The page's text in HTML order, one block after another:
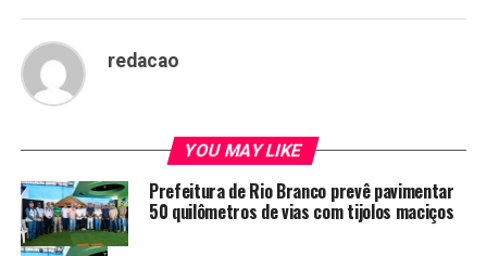
redacao
YOU MAY LIKE
Prefeitura de Rio Branco prevê pavimentar
50 quilômetros de vias com tijolos maciços